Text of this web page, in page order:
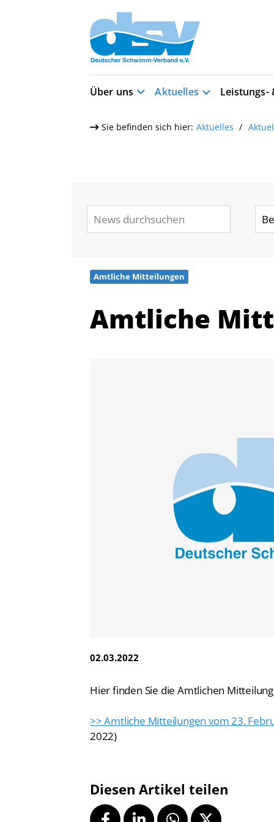
Über uns Aktuelles
Sie befinden sich hier: Aktuelles
Amtliche Mitteilungen
Amtliche
02.03.2022
Hier finden Sie die Amtlichen
>> Amtliche Mitteilungen vom 23.
2022)
Diesen Artikel teilen